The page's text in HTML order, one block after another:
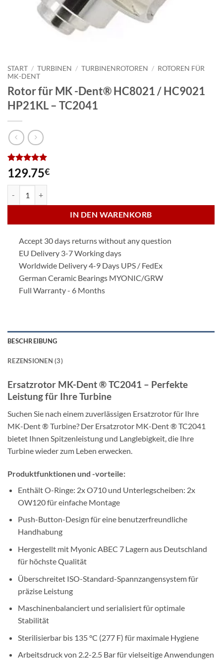
START / TURBINEN / TURBINENROTOREN / ROTOREN FÜR
MK-DENT
Rotor für MK -Dent® HC8021 / HC9021
HP21KL – TC2041
Bewertet
mit 5von
5, basierend
3
Kundenbewertungen
129.75€
IN DEN WARENKORB
Accept 30 days returns without any question
EU Delivery 3-7 Working days
Worldwide Delivery 4-9 Days UPS / FedEx
German Ceramic Bearings MYONIC/GRW
Full Warranty - 6 Months
BESCHREIBUNG
REZENSIONEN (3)
Ersatzrotor MK-Dent ® TC2041 – Perfekte
Leistung für Ihre Turbine
Suchen Sie nach einem zuverlässigen Ersatzrotor für Ihre
MK-Dent ® Turbine? Der Ersatzrotor MK-Dent ® TC2041
bietet Ihnen Spitzenleistung und Langlebigkeit, die Ihre
Turbine wieder zum Leben erwecken.
Produktfunktionen und -vorteile:
Enthält O-Ringe: 2x O710 und Unterlegscheiben: 2x
OW120 für einfache Montage
Push-Button-Design für eine benutzerfreundliche
Handhabung
Hergestellt mit Myonic ABEC 7 Lagern aus Deutschland
für höchste Qualität
Überschreitet ISO-Standard-Spannzangensystem für
präzise Leistung
Maschinenbalanciert und serialisiert für optimale
Stabilität
Sterilisierbar bis 135 °C (277 F) für maximale Hygiene
Arbeitsdruck von 2.2-2.5 Bar für vielseitige Anwendungen